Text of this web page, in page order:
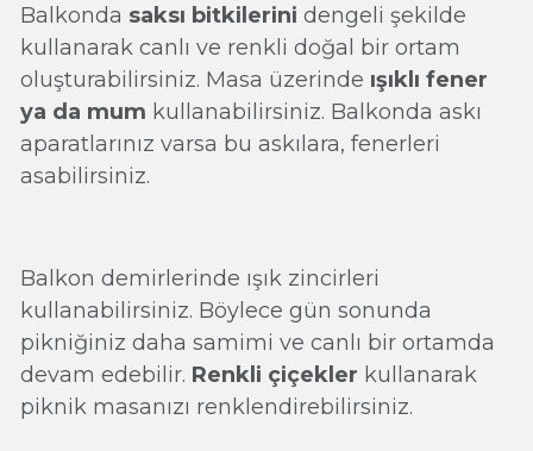
Balkonda saksı bitkilerini dengeli şekilde
kullanarak canlı ve renkli doğal bir ortam
oluşturabilirsiniz. Masa üzerinde ışıklı fener
ya da mum kullanabilirsiniz. Balkonda askı
aparatlarınız varsa bu askılara, fenerleri
asabilirsiniz.
Balkon demirlerinde ışık zincirleri
kullanabilirsiniz. Böylece gün sonunda
pikniğiniz daha samimi ve canlı bir ortamda
devam edebilir. Renkli çiçekler kullanarak
piknik masanızı renklendirebilirsiniz.